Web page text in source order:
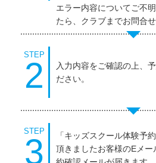
エラー内容についてご不
たら、クラブまでお問合せ
STEP
2
入力内容をご確認の上、
ださい。
STEP
3
「キッズスクール体験予
頂きましたお客様のEメ